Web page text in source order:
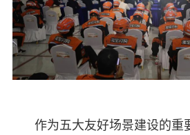
作为五大友好场景建设的重